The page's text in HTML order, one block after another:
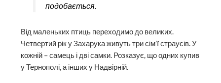
подобається.
Від маленьких птиць переходимо до великих.
Четвертий рік у Захарука живуть три сім’ї страусів. У
кожній – самець і дві самки. Розказує, що одних купив
у Тернополі, а інших у Надвірній.